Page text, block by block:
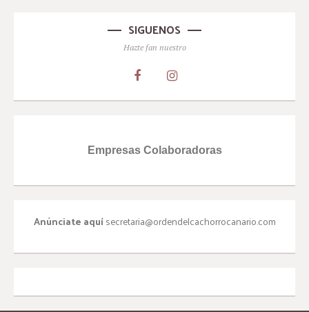
SIGUENOS
Hazte fan nuestro
Empresas Colaboradoras
Anúnciate aquísecretaria@ordendelcachorrocanario.com